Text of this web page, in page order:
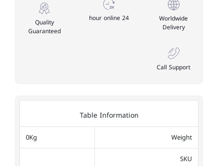
Worldwide
Delivery
24 hour online
Quality
Guaranteed
Call Support
Table Information
Weight
0Kg
SKU